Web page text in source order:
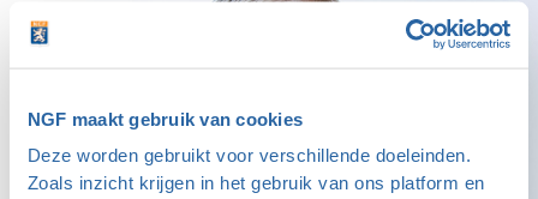
NGF maakt gebruik van cookies
Deze worden gebruikt voor verschillende doeleinden.
Zoals inzicht krijgen in het gebruik van ons platform en